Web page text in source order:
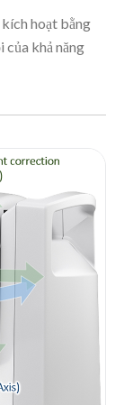
hoạt bằng
của khả năng